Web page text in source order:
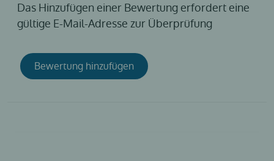
Das Hinzufügen einer Bewertung erfordert eine
gültige E-Mail-Adresse zur Überprüfung
Bewertung hinzufügen